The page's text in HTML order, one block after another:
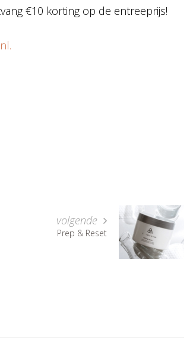
€10 korting op de entreeprijs!
volgende
Prep & Reset